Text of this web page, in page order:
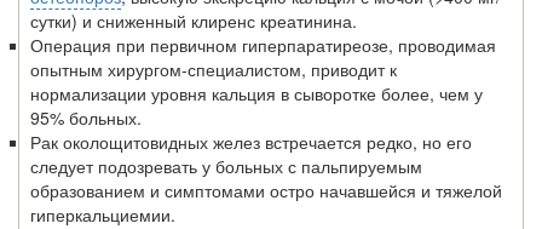
сутки) и сниженный клиренс креатинина.
Операция при первичном гиперпаратиреозе, проводимая
опытным хирургом-специалис­том, приводит к
нормализации уровня кальция в сыворотке более, чем у
95% больных.
Рак околощитовидных желез встречается редко, но его
следует подозревать у больных с паль­пируемым
образованием и симптомами остро начавшейся и тяжелой
гиперкальциемии.